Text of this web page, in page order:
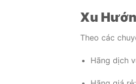
Xu
Theo các
Hãng dịch